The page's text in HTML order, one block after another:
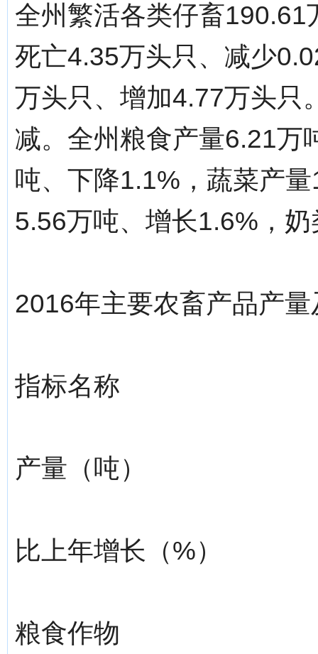
全州繁活各类仔畜
死亡4.35万头只、减少
万头只、增加4.77万头只
减。全州粮食产量6.21万
吨、下降1.1%，蔬菜产
5.56万吨、增长1.6%，
2016年主要农畜产品产
指标名称
产量（吨）
比上年增长（%）
粮食作物